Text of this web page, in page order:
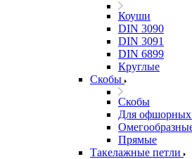
Коуши
DIN 3090
DIN 3091
DIN 6899
Круглые
Скобы
Скобы
Для офшорных
Прямые
Такелажные петли